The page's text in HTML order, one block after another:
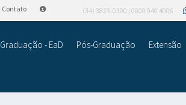
Contato (34) 3823-0300 | 0800 940 4006
Graduação - EaD Pós-Graduação Extensão